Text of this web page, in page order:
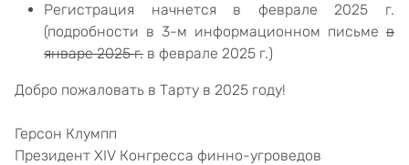
Регистрация начнется в феврале 2025 г.
(подробности в 3-м информационном письме в
январе 2025 г. в феврале 2025 г.)
Добро пожаловать в Тарту в 2025 году!
Герсон Клумпп
Президент XIV Конгресса финно-угроведов